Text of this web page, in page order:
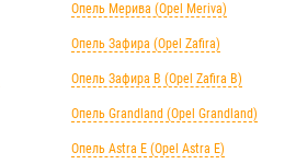
Опель Мерива (Opel Meriva)
Опель Зафира (Opel Zafira)
Опель Зафира B (Opel Zafira B)
Опель Grandland (Opel Grandland)
Опель Astra E (Opel Astra E)